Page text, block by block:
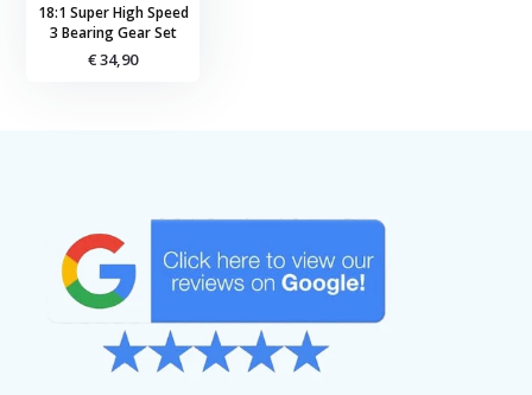
18:1 Super High Speed
3 Bearing Gear Set
€ 34,90